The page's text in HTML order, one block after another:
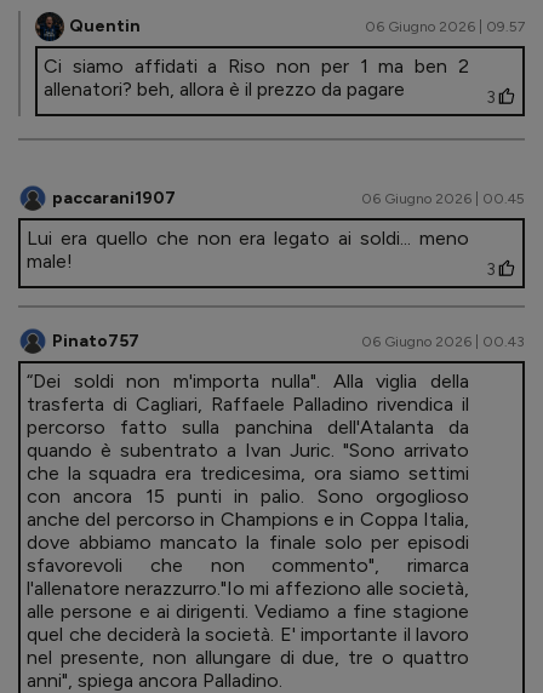
Quentin 06 Giugno 2026 | 09.57
Ci siamo affidati a Riso non per 1 ma ben 2
allenatori? beh, allora è il prezzo da pagare
3
paccarani1907 06 Giugno 2026 | 00.45
Lui era quello che non era legato ai soldi... meno
male!
3
Pinato757 06 Giugno 2026 | 00.43
“Dei soldi non m'importa nulla". Alla viglia della
trasferta di Cagliari, Raffaele Palladino rivendica il
percorso fatto sulla panchina dell'Atalanta da
quando è subentrato a Ivan Juric. "Sono arrivato
che la squadra era tredicesima, ora siamo settimi
con ancora 15 punti in palio. Sono orgoglioso
anche del percorso in Champions e in Coppa Italia,
dove abbiamo mancato la finale solo per episodi
sfavorevoli che non commento", rimarca
l'allenatore nerazzurro."Io mi affeziono alle società,
alle persone e ai dirigenti. Vediamo a fine stagione
quel che deciderà la società. E' importante il lavoro
nel presente, non allungare di due, tre o quattro
anni", spiega ancora Palladino.